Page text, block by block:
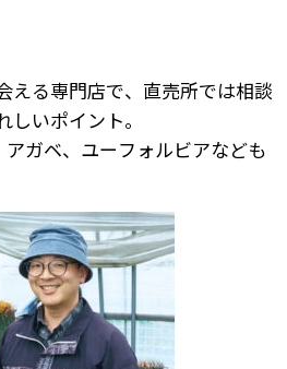
える専門店で、直売所では相談
しいポイント。
ガベ、ユーフォルビアなども